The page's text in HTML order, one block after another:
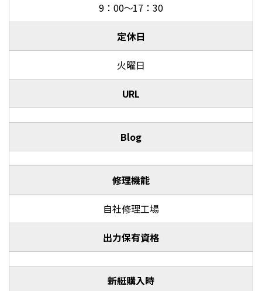
9：00～17：30
定休日
火曜日
URL
Blog
修理機能
自社修理工場
出力保有資格
新艇購入時